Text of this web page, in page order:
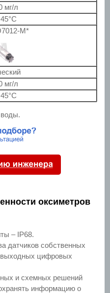
мг/л
M*
мг/л
оксиметров
– IP68.
датчиков собственных
выходных цифровых
и схемных решений
информацию о